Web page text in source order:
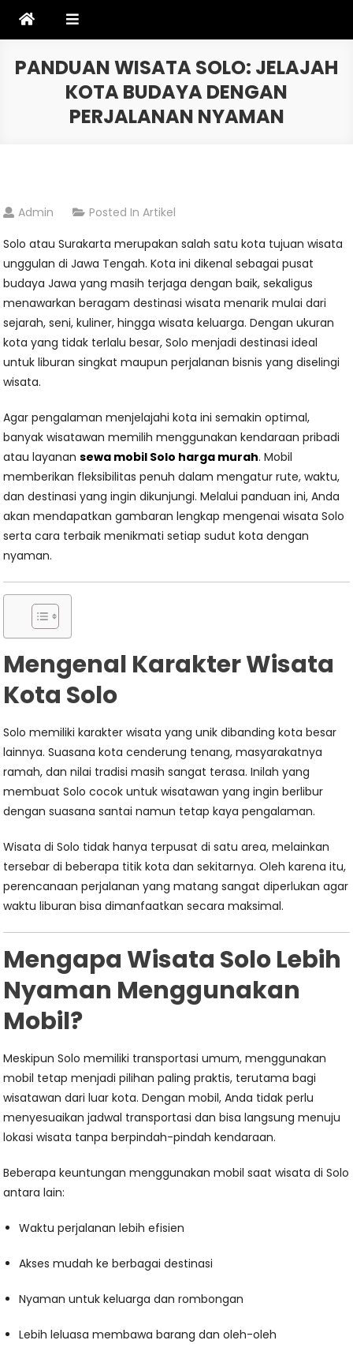
PANDUAN WISATA SOLO: JELAJAH
KOTA BUDAYA DENGAN
PERJALANAN NYAMAN
Admin Posted InArtikel
Solo atau Surakarta merupakan salah satu kota tujuan wisata
unggulan di Jawa Tengah. Kota ini dikenal sebagai pusat
budaya Jawa yang masih terjaga dengan baik, sekaligus
menawarkan beragam destinasi wisata menarik mulai dari
sejarah, seni, kuliner, hingga wisata keluarga. Dengan ukuran
kota yang tidak terlalu besar, Solo menjadi destinasi ideal
untuk liburan singkat maupun perjalanan bisnis yang diselingi
wisata.
Agar pengalaman menjelajahi kota ini semakin optimal,
banyak wisatawan memilih menggunakan kendaraan pribadi
atau layanansewa mobil Solo harga murah. Mobil
memberikan fleksibilitas penuh dalam mengatur rute, waktu,
dan destinasi yang ingin dikunjungi. Melalui panduan ini, Anda
akan mendapatkan gambaran lengkap mengenai wisata Solo
serta cara terbaik menikmati setiap sudut kota dengan
nyaman.
Mengenal Karakter Wisata
Kota Solo
Solo memiliki karakter wisata yang unik dibanding kota besar
lainnya. Suasana kota cenderung tenang, masyarakatnya
ramah, dan nilai tradisi masih sangat terasa. Inilah yang
membuat Solo cocok untuk wisatawan yang ingin berlibur
dengan suasana santai namun tetap kaya pengalaman.
Wisata di Solo tidak hanya terpusat di satu area, melainkan
tersebar di beberapa titik kota dan sekitarnya. Oleh karena itu,
perencanaan perjalanan yang matang sangat diperlukan agar
waktu liburan bisa dimanfaatkan secara maksimal.
Mengapa Wisata Solo Lebih
Nyaman Menggunakan
Mobil?
Meskipun Solo memiliki transportasi umum, menggunakan
mobil tetap menjadi pilihan paling praktis, terutama bagi
wisatawan dari luar kota. Dengan mobil, Anda tidak perlu
menyesuaikan jadwal transportasi dan bisa langsung menuju
lokasi wisata tanpa berpindah-pindah kendaraan.
Beberapa keuntungan menggunakan mobil saat wisata di Solo
antara lain:
Waktu perjalanan lebih efisien
Akses mudah ke berbagai destinasi
Nyaman untuk keluarga dan rombongan
Lebih leluasa membawa barang dan oleh-oleh